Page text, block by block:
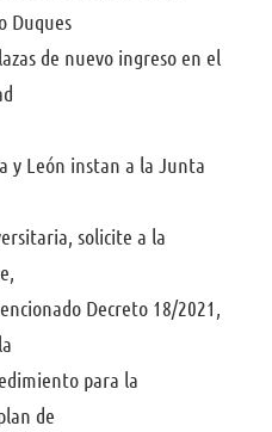
Duques
de nuevo ingreso en el
y León instan a la Junta
solicite a la
Decreto 18/2021,
para la
de